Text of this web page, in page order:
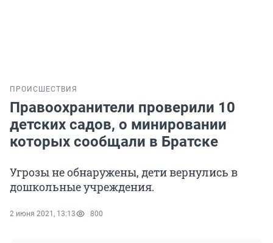
ПРОИСШЕСТВИЯ
Правоохранители проверили 10
детских садов, о минировании
которых сообщали в Братске
Угрозы не обнаружены, дети вернулись в
дошкольные учреждения.
2 июня 2021, 13:13 800